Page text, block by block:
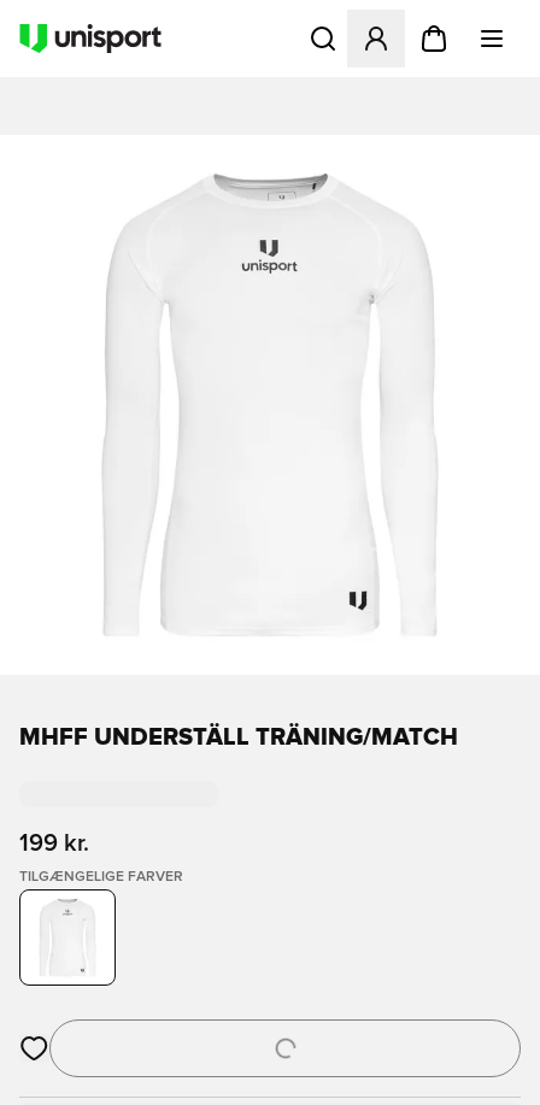
Åbner en Modal til at
MHFF UNDERSTÄLL TRÄNING/MATCH
199 kr.
TILGÆNGELIGE FARVER
Åbner en Modal til at logge ind eller tilmelde dig som medlem